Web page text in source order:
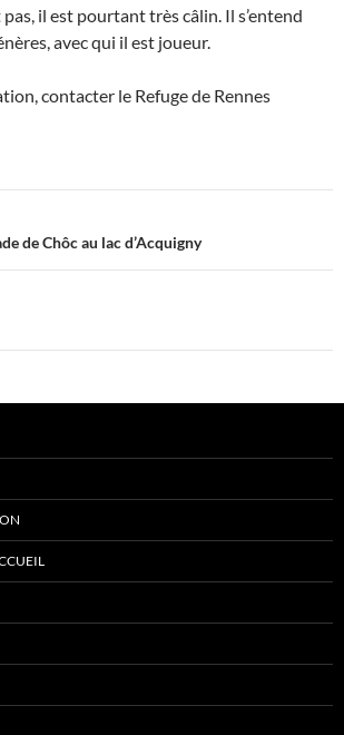
il est pourtant très câlin. Il s’entend
avec qui il est joueur.
contacter le Refuge de Rennes
de Chôc au lac d’Acquigny